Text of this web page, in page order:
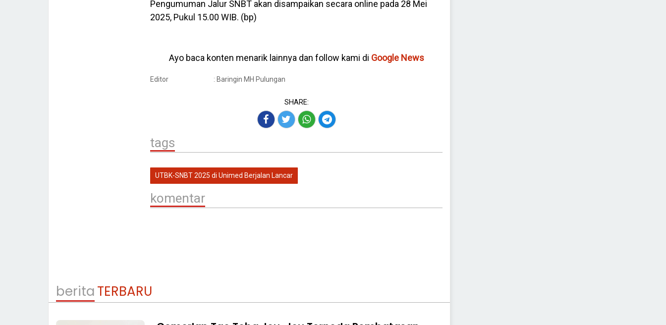
Pengumuman Jalur SNBT akan disampaikan secara online pada 28 Mei
2025, Pukul 15.00 WIB. (bp)
Ayo baca konten menarik lainnya dan follow kami di Google News
Editor : Baringin MH Pulungan
SHARE:
tags
UTBK-SNBT 2025 di Unimed Berjalan Lancar
komentar
beritaTERBARU